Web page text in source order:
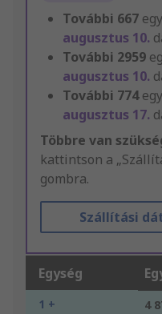
További 667
augusztus 10.
További 2959
augusztus 10.
További 774
augusztus 17.
Többre van
kattintson a
gombra.
Szállítási
Egység
1 + 4